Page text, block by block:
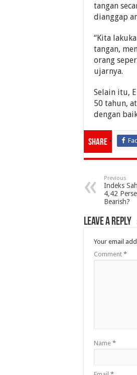
tangan
dianggap
“Kita
tangan,
orang
ujarnya.
Selain itu,
50 tahun,
dengan
Share
Previous
Indeks
4,42
Bearish?
Leave a Reply
Your email
Comment *
Name *